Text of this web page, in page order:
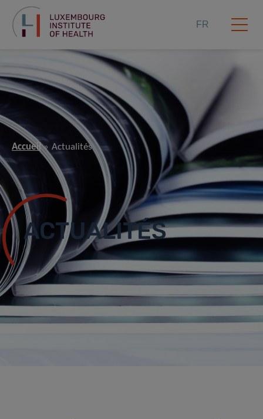
FR
Accueil Actualités
ACTUALITÉS